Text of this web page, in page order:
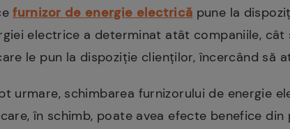
furnizor de energie electrică pune la
electrice a determinat atât companiile,
le pun la dispoziție clienților, încercând să
urmare, schimbarea furnizorului de energie
în schimb, poate avea efecte benefice